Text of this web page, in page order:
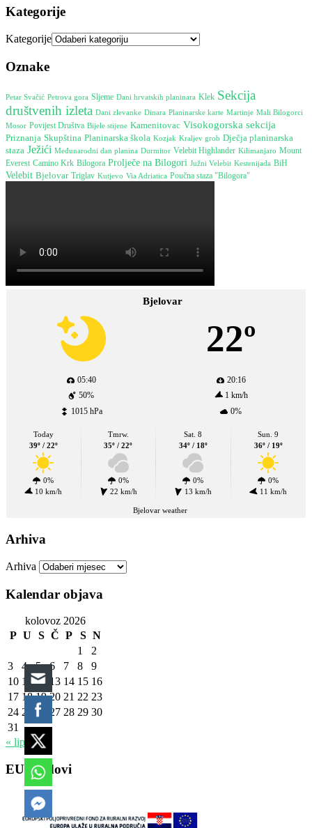
Kategorije
Kategorije
Oznake
Petar Svačić Petrova gora Sljeme Dani hrvatskih planinara Klek Sekcija
društvenih izleta Dani zlevanke Dinara Planinarske karte Martinje Mali Bilogorci
Mosor Povijest Društva Bijele stijene Kamenitovac Visokogorska sekcija
Priznanja Skupština Planinarska škola Kozjak Kraljev grob Dječja planinarska
staza Ježići Međunarodni dan planina Durmitor Velebit Highlander Kilimanjaro Mount
Everest Camino Krk Bilogora Prolječe na Bilogori Južni Velebit Kestenijada BiH
Velebit Bjelovar Triglav Kutjevo Via Adriatica Poučna staza "Bilogora"
Bjelovar
22º
05:40
20:16
50%
1 km/h
1015 hPa
0%
Today
39º / 22º
0%
10 km/h
Tmrw.
35º / 22º
0%
22 km/h
Sat. 8
34º / 18º
0%
13 km/h
Sun. 9
36º / 19º
0%
11 km/h
Bjelovar weather
Arhiva
Arhiva
Kalendar objava
kolovoz 2026
P U S Č P S N
1
2
3
4 5 6 7 8
9
10 11 12 13 14 15 16
17 18 19 20 21 22 23
24 25 26 27 28 29 30
31
« lip
EU fondovi